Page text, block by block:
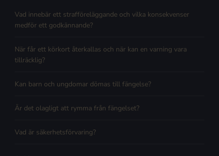
Vad innebär ett strafföreläggande och vilka konsekvenser
medför ett godkännande?
När får ett körkort återkallas och när kan en varning vara
tillräcklig?
Kan barn och ungdomar dömas till fängelse?
Är det olagligt att rymma från fängelset?
Vad är säkerhetsförvaring?